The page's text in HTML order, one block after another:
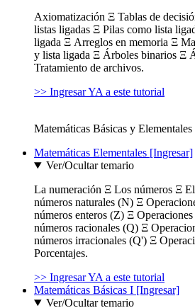
Axiomatización Ξ Tablas de
listas ligadas Ξ Pilas como lista
ligada Ξ Arreglos en memoria Ξ
y lista ligada Ξ Árboles binarios Ξ
Tratamiento de archivos.
>> Ingresar YA a este tutorial
Matemáticas Básicas y Elementales
Matemáticas Elementales [Ingresar]
Ver/Ocultar temario
La numeración Ξ Los números Ξ
números naturales (N) Ξ
números enteros (Z) Ξ
números racionales (Q) Ξ
números irracionales (Q') Ξ
Porcentajes.
>> Ingresar YA a este tutorial
Matemáticas Básicas I [Ingresar]
Ver/Ocultar temario